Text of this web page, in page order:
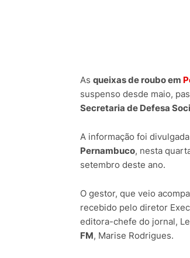
As queixas de roubo em
suspenso desde maio,
Secretaria de Defesa
A informação foi
Pernambuco, nesta
setembro deste ano.
O gestor, que veio
recebido pelo diretor
editora-chefe do jornal,
FM, Marise Rodrigues.